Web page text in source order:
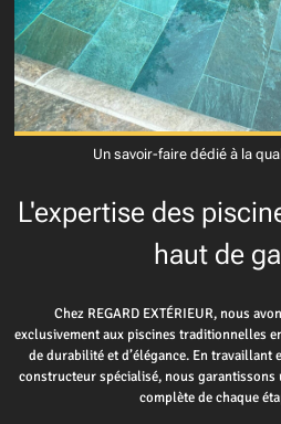
Un savoir-faire dédié à la
L'expertise des
haut de
Chez REGARD EXTÉRIEUR, nous
exclusivement aux piscines traditionnelles
de durabilité et d’élégance. En
constructeur spécialisé, nous
complète de chaque